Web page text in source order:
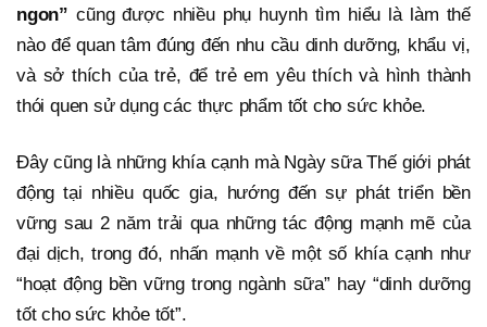
ngon”cũng được nhiều phụ huynh tìm hiểu là làm thế
nào để quan tâm đúng đến nhu cầu dinh dưỡng, khẩu vị,
và sở thích của trẻ, để trẻ em yêu thích và hình thành
thói quen sử dụng các thực phẩm tốt cho sức khỏe.
Đây cũng là những khía cạnh mà Ngày sữa Thế giới phát
động tại nhiều quốc gia, hướng đến sự phát triển bền
vững sau 2 năm trải qua những tác động mạnh mẽ của
đại dịch, trong đó, nhấn mạnh về một số khía cạnh như
“hoạt động bền vững trong ngành sữa” hay “dinh dưỡng
tốt cho sức khỏe tốt”.